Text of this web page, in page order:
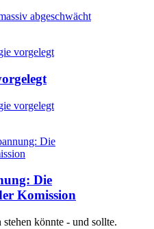
abgeschwächt
vorgelegt
vorgelegt
Die
Die
Komission
könnte - und sollte.